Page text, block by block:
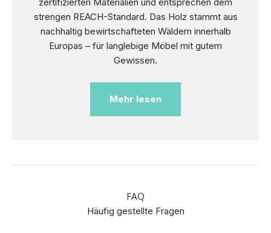
strengen REACH-Standard. Das Holz stammt aus
nachhaltig bewirtschafteten Wäldern innerhalb
Europas – für langlebige Möbel mit gutem
Gewissen.
Mehr lesen
FAQ
Häufig gestellte Fragen